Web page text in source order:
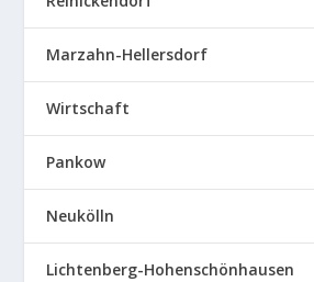
Marzahn-Hellersdorf
Wirtschaft
Pankow
Neukölln
Lichtenberg-Hohenschönhausen